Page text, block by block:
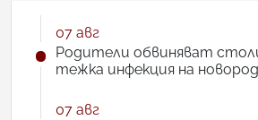
07 авг
Родители обвиняват
тежка инфекция на
07 авг